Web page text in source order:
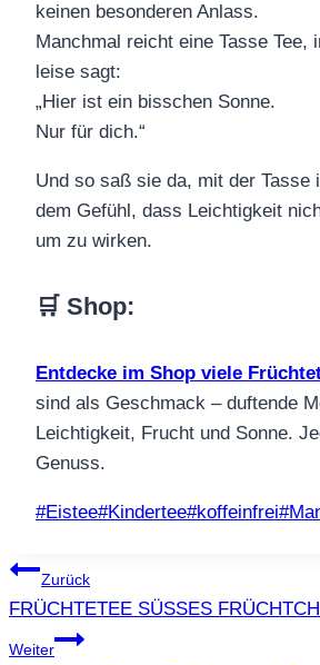
keinen besonderen Anlass.
Manchmal reicht eine Tasse Tee,
leise sagt:
„Hier ist ein bisschen Sonne.
Nur für dich.“
Und so saß sie da, mit der Tasse
dem Gefühl, dass Leichtigkeit
um zu wirken.
🛒 Shop:
Entdecke im Shop viele
sind als Geschmack – duftende
Leichtigkeit, Frucht und Sonne.
Genuss.
Schlagworte:
#Eistee#Kindertee#koffeinfrei#
Beitragsnavigation
Zurück
FRÜCHTETEE SÜSSES
Weiter